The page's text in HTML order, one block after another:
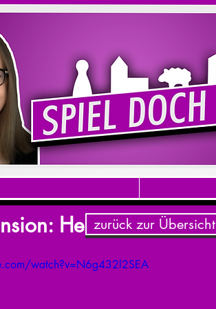
Heaven and Ale
watch?v=N6g432l2SEA
zurück zur Übersicht